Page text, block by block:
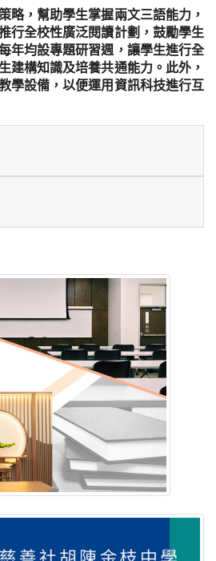
略，幫助學生掌握兩文三語能力，
行全校性廣泛閱讀計劃，鼓勵學生
年均設專題研習週，讓學生進行全
建構知識及培養共通能力。此外，
學設備，以便運用資訊科技進行互